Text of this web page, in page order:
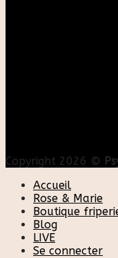
Copyright 2026 ©
Accueil
Rose & Marie
Boutique
Blog
LIVE
Se connecter